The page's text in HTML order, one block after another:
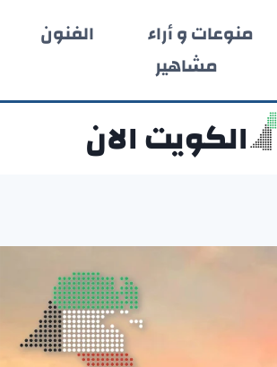
منوعات و أراء الفنون
مشاهير
الكويت الان